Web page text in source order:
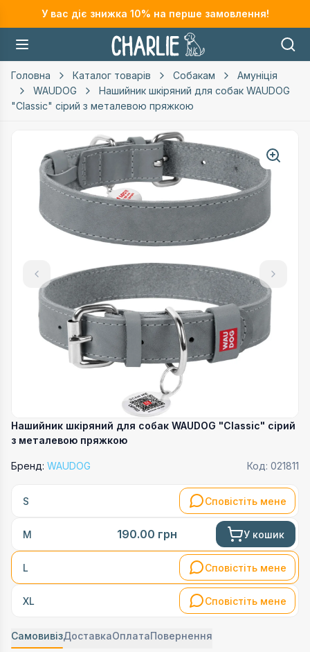
У вас діє знижка 10% на перше замовлення!
Головна Каталог товарів Собакам
Амуніція
WAUDOG
Нашийник шкіряний для собак WAUDOG
"Classic" сірий з металевою пряжкою
Нашийник шкіряний для собак WAUDOG "Classic" сірий
з металевою пряжкою
Бренд: WAUDOG Код: 021811
S Сповістіть мене
M 190.00 грн У кошик
L Сповістіть мене
XL Сповістіть мене
СамовивізДоставкаОплатаПовернення